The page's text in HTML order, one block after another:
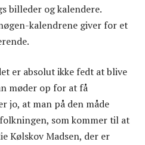
billeder og kalendere.
kalendrene giver for et
er absolut ikke fedt at blive
møder op for at få
jo, at man på den måde
som kommer til at
Kølskov Madsen, der er